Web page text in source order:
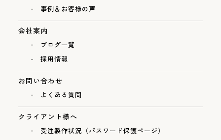
事例＆お客様の声
会社案内
ブログ一覧
採用情報
お問い合わせ
よくある質問
クライアント様へ
受注製作状況（パスワード保護ページ）